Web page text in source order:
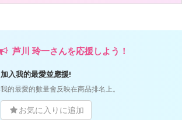
芦川 玲一さんを応援しよう！
加入我的最愛並應援!
我的最愛的數量會反映在商品排名上。
お気に入りに追加